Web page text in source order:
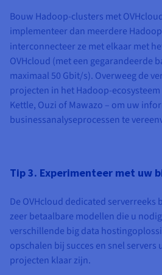
Bouw Hadoop-clusters met
implementeer dan meerdere
interconnecteer ze met elkaar met
OVHcloud (met een gegarandeerde
maximaal 50 Gbit/s). Overweeg de
projecten in het Hadoop-ecosysteem
Kettle, Ouzi of Mawazo – om uw
businessanalyseprocessen te
Tip 3. Experimenteer met uw
De OVHcloud dedicated serverreeks
zeer betaalbare modellen die u
verschillende big data
opschalen bij succes en snel servers
projecten klaar zijn.